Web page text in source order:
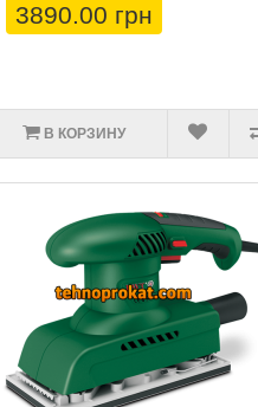
3890.00 грн
В КОРЗИНУ